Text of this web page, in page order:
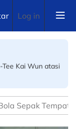
Log in
Tee Kai Wun atasi
terpantas
Sepak